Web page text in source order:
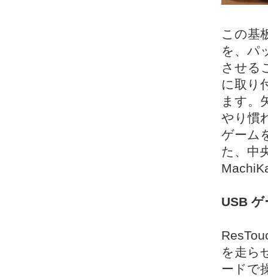
この基
を、パ
させる
に取り
ます。
やり慣
ゲーム
た、中
USB
を走ら
ードで